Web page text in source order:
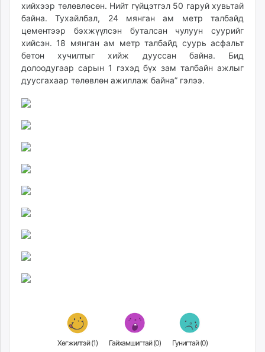
shuum.mn
times.mn
tvmongolia.mn
mass.mn
unegui.mn
assa.mn
toim.mn
tac.mn
paparazzi.mn
unread.today
хийхээр төлөвлөсөн. Нийт гүйцэтгэл 50 гаруй хувьтай
байна. Тухайлбал, 24 мянган ам метр талбайд
цементээр бэхжүүлсэн буталсан чулуун суурийг
хийсэн. 18 мянган ам метр талбайд суурь асфальт
бетон хучилтыг хийж дууссан байна. Бид
долоодугаар сарын 1 гэхэд бүх зам талбайн ажлыг
дуусгахаар төлөвлөн ажиллаж байна” гэлээ.
Хөгжилтэй (1) Гайхамшигтай (0) Гунигтай (0)